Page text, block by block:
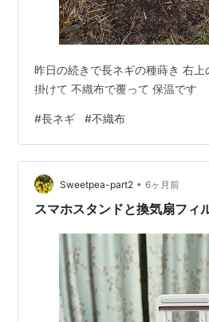
昨日の続きで長ネギの種蒔き 右
掛けて 不織布で覆って 保温です
#長ネギ #不織布
Sweetpea-part2 • 6ヶ月前
スマホスタンドと換気扇フィ